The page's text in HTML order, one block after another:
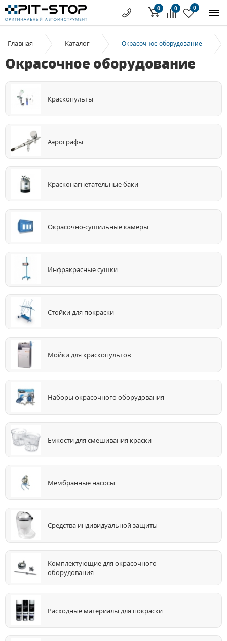
0 0
0
Главная Каталог Окрасочное оборудование
Окрасочное оборудование
Краскопульты
Аэрографы
Красконагнетательные баки
Окрасочно-сушильные камеры
Инфракрасные сушки
Стойки для покраски
Мойки для краскопультов
Наборы окрасочного оборудования
Емкости для смешивания краски
Мембранные насосы
Средства индивидуальной защиты
Комплектующие для окрасочного
оборудования
Расходные материалы для покраски